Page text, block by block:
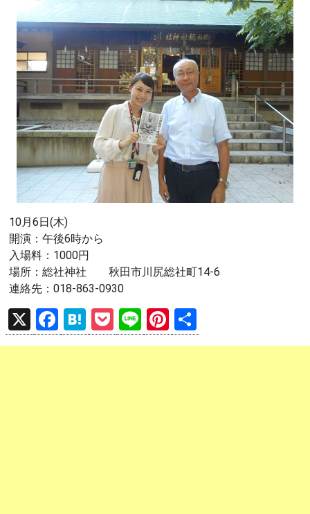
10月6日(木)
開演：午後6時から
入場料：1000円
場所：総社神社 秋田市川尻総社町14-6
連絡先：018-863-0930
X
F
a
H
at
P
o
Li
n
Pi
nt 有